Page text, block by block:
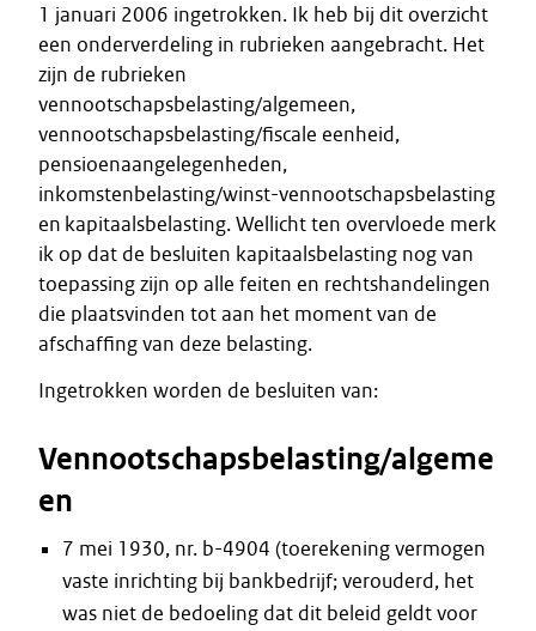
1 januari 2006 ingetrokken. Ik heb bij dit overzicht
een onderverdeling in rubrieken aangebracht. Het
zijn de rubrieken
vennootschapsbelasting/algemeen,
vennootschapsbelasting/fiscale eenheid,
pensioenaangelegenheden,
inkomstenbelasting/winst-vennootschapsbelasting
en kapitaalsbelasting. Wellicht ten overvloede merk
ik op dat de besluiten kapitaalsbelasting nog van
toepassing zijn op alle feiten en rechtshandelingen
die plaatsvinden tot aan het moment van de
afschaffing van deze belasting.
Ingetrokken worden de besluiten van:
Vennootschapsbelasting/algeme
en
7 mei 1930, nr. b-4904 (toerekening vermogen
vaste inrichting bij bankbedrijf; verouderd, het
was niet de bedoeling dat dit beleid geldt voor